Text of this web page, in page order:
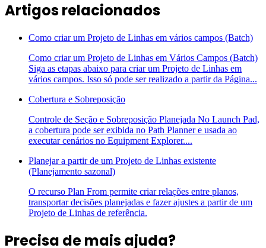
Artigos relacionados
Como criar um Projeto de Linhas em vários campos (Batch)
Como criar um Projeto de Linhas em Vários Campos (Batch)
Siga as etapas abaixo para criar um Projeto de Linhas em
vários campos. Isso só pode ser realizado a partir da Página...
Cobertura e Sobreposição
Controle de Seção e Sobreposição Planejada No Launch Pad,
a cobertura pode ser exibida no Path Planner e usada ao
executar cenários no Equipment Explorer....
Planejar a partir de um Projeto de Linhas existente
(Planejamento sazonal)
O recurso Plan From permite criar relações entre planos,
transportar decisões planejadas e fazer ajustes a partir de um
Projeto de Linhas de referência.
Precisa de mais ajuda?